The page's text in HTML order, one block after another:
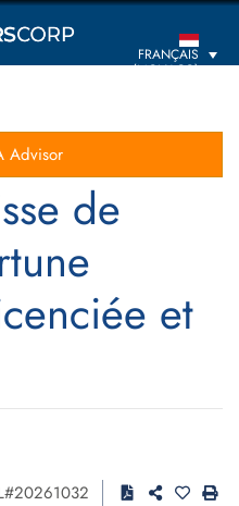
FRANÇAIS
(MONACO)
Advisor
de
et